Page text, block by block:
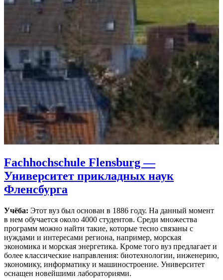
Fachhochschule Flensburg —
Университет прикладных наук
Фленсбурга
Учёба: Этот вуз был основан в 1886 году. На данный момент
в нем обучается около 4000 студентов. Среди множества
программ можно найти такие, которые тесно связаны с
нуждами и интересами региона, например, морская
экономика и морская энергетика. Кроме того вуз предлагает и
более классические направления: биотехнологии, инженерию,
экономику, информатику и машиностроение. Университет
оснащен новейшими лабораториями.